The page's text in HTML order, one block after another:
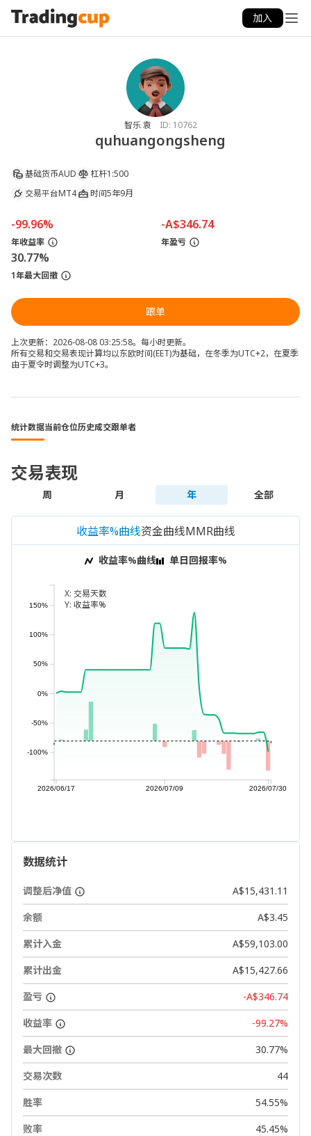
加入
智乐 袁 ID: 10762
quhuangongsheng
基础货币AUD 杠杆1:500
交易平台MT4 时间5年9月
-99.96%
年收益率
-A$346.74
年盈亏
30.77%
1年最大回撤
跟单
上次更新：2026-08-08 03:25:58。每小时更新。
所有交易和交易表现计算均以东欧时间(EET)为基础，在冬季为UTC+2，在夏季
由于夏令时调整为UTC+3。
统计数据当前仓位历史成交跟单者
交易表现
周 月 年 全部
收益率%曲线资金曲线MMR曲线
收益率%曲线 单日回报率%
X: 交易天数
Y: 收益率%
-100%
-50%
0%
50%
100%
150%
2026/06/17 2026/07/09 2026/07/30
数据统计
调整后净值
A$15,431.11
余额
A$3.45
累计入金
A$59,103.00
累计出金
A$15,427.66
盈亏
-A$346.74
收益率
-99.27%
最大回撤
30.77%
交易次数
44
胜率
54.55%
败率
45.45%